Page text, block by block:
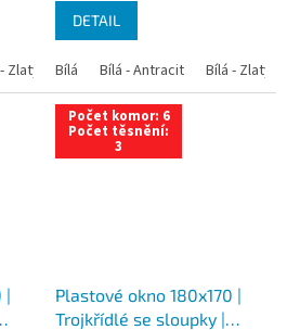
Zlatý dub Bílá - Tmavý dub Bílá -
DETAIL
Bílá Bílá - Antracit Bílá - Zlatý
|
Počet komor: 6
Počet těsnění:
3
Plastové okno 180x170 |
Trojkřídlé se sloupky |